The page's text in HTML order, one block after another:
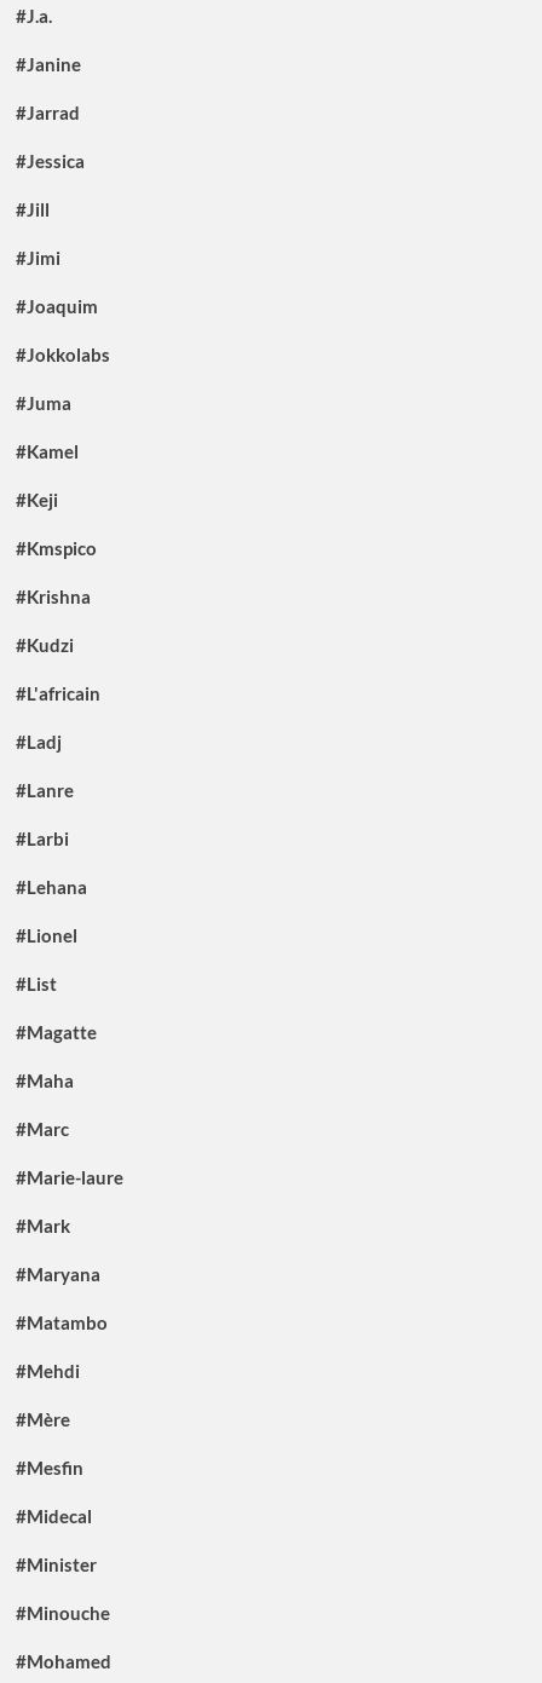
#J.a.
#Janine
#Jarrad
#Jessica
#Jill
#Jimi
#Joaquim
#Jokkolabs
#Juma
#Kamel
#Keji
#Kmspico
#Krishna
#Kudzi
#L'africain
#Ladj
#Lanre
#Larbi
#Lehana
#Lionel
#List
#Magatte
#Maha
#Marc
#Marie-laure
#Mark
#Maryana
#Matambo
#Mehdi
#Mère
#Mesfin
#Midecal
#Minister
#Minouche
#Mohamed